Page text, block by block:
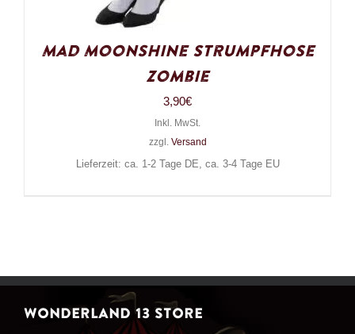
Mad Moonshine Strumpfhose
Zombie
3,90€
Inkl. MwSt.
zzgl. Versand
Lieferzeit: ca. 1-2 Tage DE, ca. 3-4 Tage EU
WONDERLAND 13 STORE